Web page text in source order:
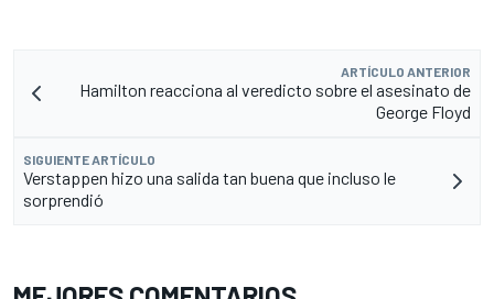
ARTÍCULO ANTERIOR
Hamilton reacciona al veredicto sobre el asesinato de
George Floyd
SIGUIENTE ARTÍCULO
Verstappen hizo una salida tan buena que incluso le
sorprendió